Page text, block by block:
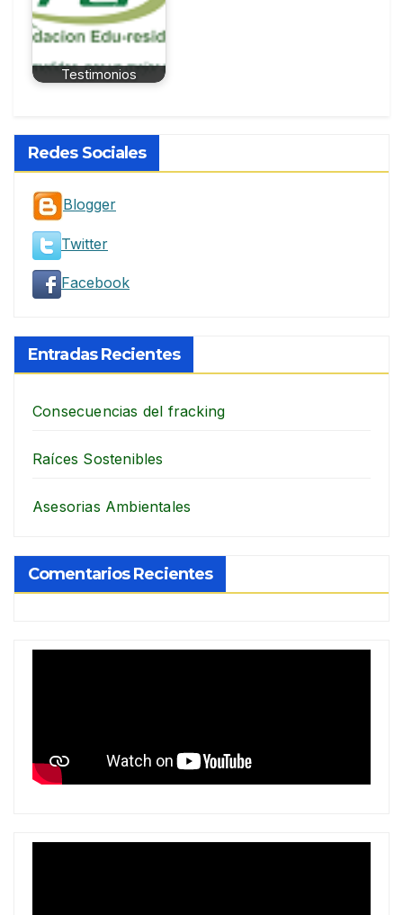
Testimonios
Redes Sociales
Blogger
Twitter
Facebook
Entradas Recientes
Consecuencias del fracking
Raíces Sostenibles
Asesorias Ambientales
Comentarios Recientes